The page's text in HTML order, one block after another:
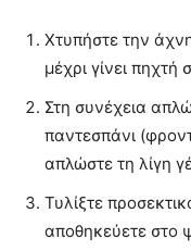
Χτυπήστε την
μέχρι γίνει πηχτή
Στη συνέχεια
παντεσπάνι
απλώστε τη λίγη
Τυλίξτε
αποθηκεύετε στο